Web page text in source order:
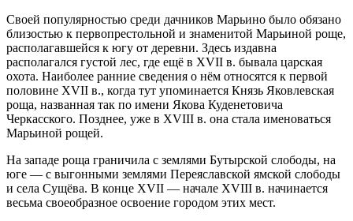
Своей популярностью среди дачников Марьино было обязано
близостью к первопрестольной и знаменитой Марьиной роще,
располагавшейся к югу от деревни. Здесь издавна
располагался густой лес, где ещё в XVII в. бывала царская
охота. Наиболее ранние сведения о нём относятся к первой
половине XVII в., когда тут упоминается Князь Яковлевская
роща, названная так по имени Якова Куденетовича
Черкасского. Позднее, уже в XVIII в. она стала именоваться
Марьиной рощей.
На западе роща граничила с землями Бутырской слободы, на
юге — с выгонными землями Переяславской ямской слободы
и села Сущёва. В конце XVII — начале XVIII в. начинается
весьма своеобразное освоение городом этих мест.